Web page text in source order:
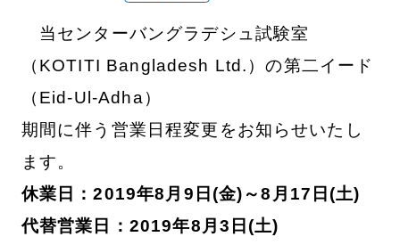
当センターバングラデシュ試験室
（KOTITI Bangladesh Ltd.）の第二イード
（Eid-Ul-Adha）
期間に伴う営業日程変更をお知らせいたし
ます。
休業日：2019年8月9日(金)～8月17日(土)
代替営業日：2019年8月3日(土)